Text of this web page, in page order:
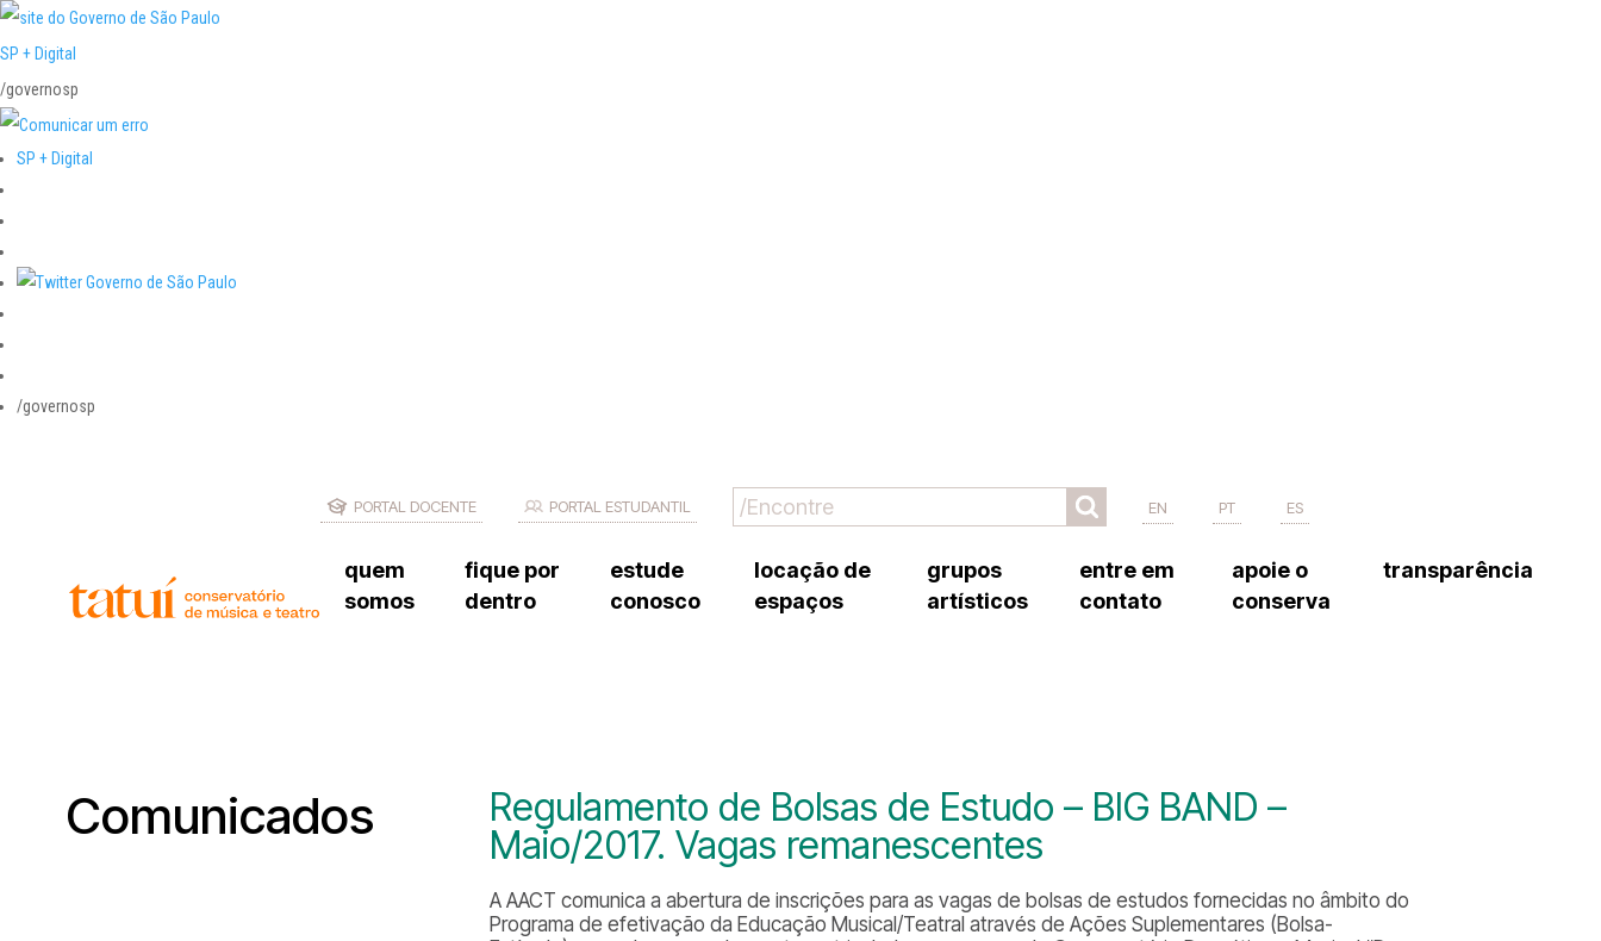
SP + Digital
/governosp
SP + Digital
/governosp
PORTAL DOCENTE PORTAL ESTUDANTIL EN PT ES
quem
somos
fique por
dentro
estude
conosco
locação de
espaços
grupos
artísticos
entre em
contato
assessoria de imprensa
trabalhe conosco
apoie o
conserva
transparência
Comunicados
Regulamento de Bolsas de Estudo – BIG BAND –
Maio/2017. Vagas remanescentes
A AACT comunica a abertura de inscrições para as vagas de bolsas de estudos fornecidas no âmbito do
Programa de efetivação da Educação Musical/Teatral através de Ações Suplementares (Bolsa-